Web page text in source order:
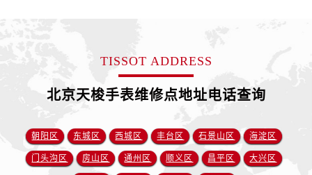
TISSOT ADDRESS
北京天梭手表维修点地址电话查询
朝阳区 东城区 西城区 丰台区 石景山区 海淀区
门头沟区 房山区 通州区 顺义区 昌平区 大兴区